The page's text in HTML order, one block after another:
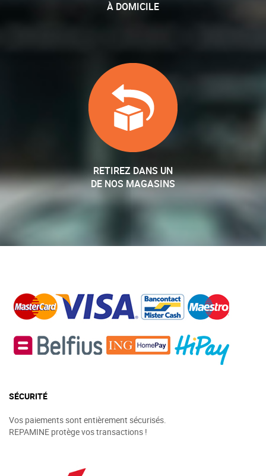
À DOMICILE
RETIREZ DANS UN
DE NOS MAGASINS
SÉCURITÉ
Vos paiements sont entièrement sécurisés.
REPAMINE protège vos transactions !